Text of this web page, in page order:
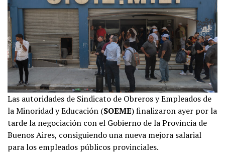
Las autoridades de Sindicato de Obreros y Empleados de
la Minoridad y Educación (SOEME) finalizaron ayer por la
tarde la negociación con el Gobierno de la Provincia de
Buenos Aires, consiguiendo una nueva mejora salarial
para los empleados públicos provinciales.